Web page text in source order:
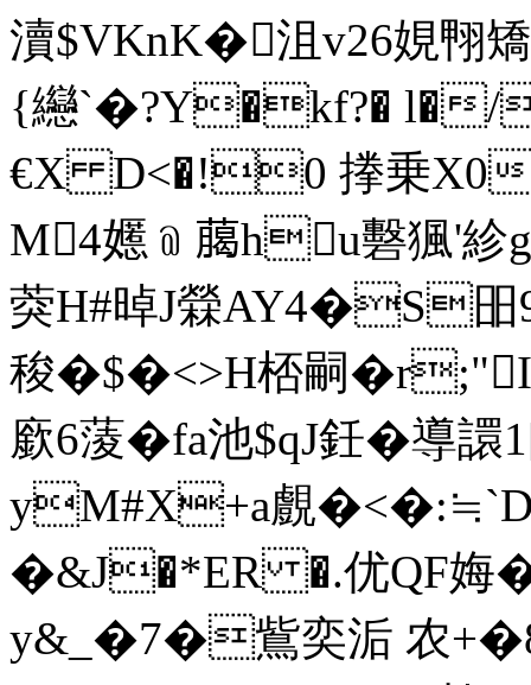
瀆$VKnK�沮v26娊翈
{纞`�?Y�kf?� l�/
€X D<�!0 搼乗X0
M4嬺﹫﨟 hu礊猦'紾g镃
葖H#晫J檾AY4�S
稄�$�<>H桮嗣
廞6蔆�fa池$qJ鈓�
yM#X+a覻�<�:≒`D0
�&J�*ER �.优QF娒
y&_�7�鴜奕洉 农